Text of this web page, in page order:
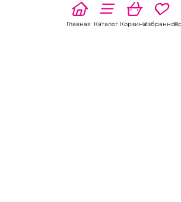
Главная Каталог КорзинаИзбранное